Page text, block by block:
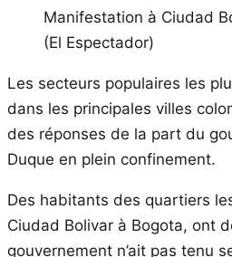
Manifestation à Ciudad
(El Espectador)
Les secteurs populaires les
dans les principales villes
des réponses de la part du
Duque en plein confinement.
Des habitants des quartiers
Ciudad Bolivar à Bogota, ont
gouvernement n’ait pas tenu